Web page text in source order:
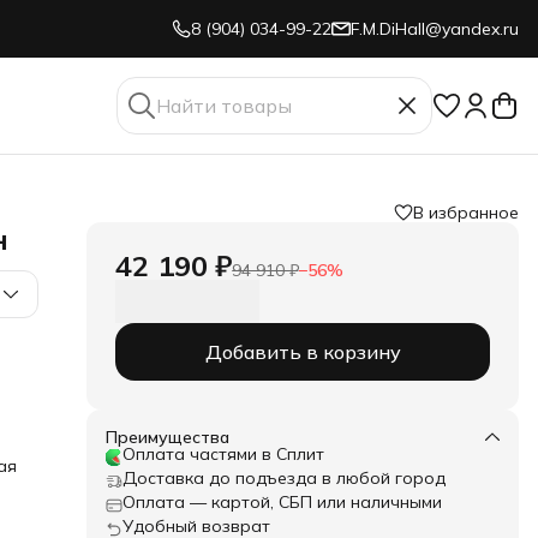
8 (904) 034-99-22 F.M.DiHall@yandex.ru
В избранное
42 190 ₽94 910 ₽−56%
Добавить в корзину
Преимущества
Оплата частями в Сплит
Доставка до подъезда в любой город
Оплата — картой, СБП или наличными
Удобный возврат